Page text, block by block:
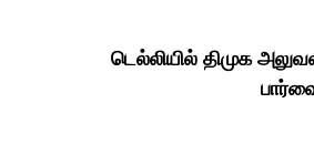
டெல்லியில் திமுக